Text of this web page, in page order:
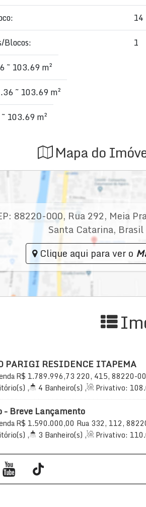
14
Blocos:
1
~ 103.69 m²
~ 103.69 m²
103.69 m²
Mapa do
88220-000, Rua 292, Meia
Santa Catarina, Brasil
Clique aqui para ver o
PARIGI RESIDENCE ITAPEMA
R$ 1.789.996,73 220, 415, 88220-
Santa Catarina, Brasil
, 4 Banheiro(s) , Privativo: 108
, 2 Sala(s), 3 Suíte(s), Total:199.00
2 Vaga(s) 108
- Breve Lançamento
R$ 1.590.000,00 Rua 332, 112,
Itapema, Santa Catarina, Brasil
, 3 Banheiro(s) , Privativo: 110
m²